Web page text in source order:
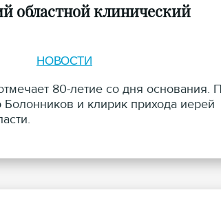
областной клинический
НОВОСТИ
80-летие со дня основания.
и клирик прихода иерей